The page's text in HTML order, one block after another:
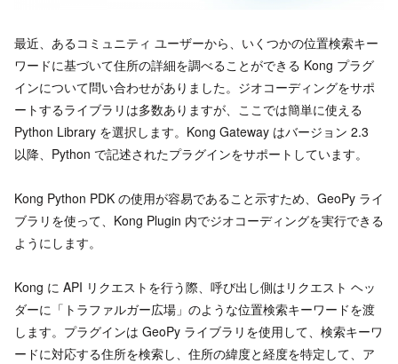
最近、あるコミュニティ ユーザーから、いくつかの位置検索キー
ワードに基づいて住所の詳細を調べることができる Kong プラグ
インについて問い合わせがありました。ジオコーディングをサポ
ートするライブラリは多数ありますが、ここでは簡単に使える
Python Library を選択します。Kong Gateway はバージョン 2.3
以降、Python で記述されたプラグインをサポートしています。
Kong Python PDK の使用が容易であること示すため、GeoPy ライ
ブラリを使って、Kong Plugin 内でジオコーディングを実行できる
ようにします。
Kong に API リクエストを行う際、呼び出し側はリクエスト ヘッ
ダーに「トラファルガー広場」のような位置検索キーワードを渡
します。プラグインは GeoPy ライブラリを使用して、検索キーワ
ードに対応する住所を検索し、住所の緯度と経度を特定して、ア